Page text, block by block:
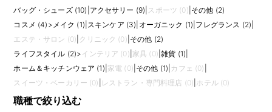
バッグ・シューズ (10) アクセサリー (9) スポーツ (0) その他 (2)
コスメ (4) > メイク (1) スキンケア (3) オーガニック (1) フレグランス (2)
エステ・サロン (0) クリニック (0) その他 (2)
ライフスタイル (2)> インテリア (0) 家具 (0) |雑貨 (1)
ホーム＆キッチンウェア (1) 家電 (0) その他 (1) カフェ (0)
スイーツ・ベーカリー (0) レストラン・専門料理店 (0) ホテル (0)
職種で絞り込む